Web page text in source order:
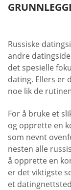
Russiske
andre
det spesielle
dating. Ellers er
noe lik de
For å bruke et
og opprette en
som nevnt
nesten alle
å opprette en
er det viktigste
et